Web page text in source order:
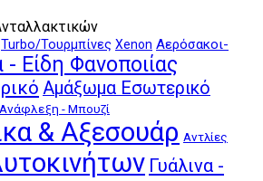
Turbo/Τουρμπίνες Xenon Αερόσακοι-
Είδη Φανοποιίας
Αμάξωμα Εσωτερικό
Ανάφλεξη - Μπουζί
& Αξεσουάρ Αντλίες
Γυάλινα -